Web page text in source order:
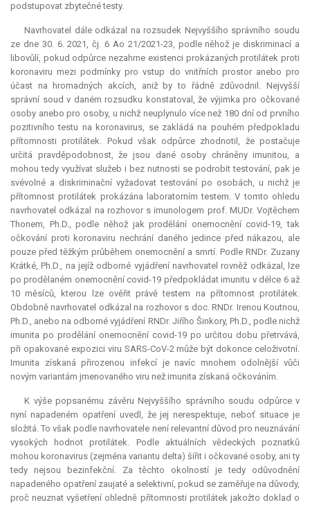
podstupovat zbytečné testy.
Navrhovatel dále odkázal na rozsudek Nejvyššího správního soudu
ze dne 30. 6. 2021, čj. 6 Ao 21/2021-23, podle něhož je diskriminací a
libovůlí, pokud odpůrce nezahrne existenci prokázaných protilátek proti
koronaviru mezi podmínky pro vstup do vnitřních prostor anebo pro
účast na hromadných akcích, aniž by to řádně zdůvodnil. Nejvyšší
správní soud v daném rozsudku konstatoval, že výjimka pro očkované
osoby anebo pro osoby, u nichž neuplynulo více než 180 dní od prvního
pozitivního testu na koronavirus, se zakládá na pouhém předpokladu
přítomnosti protilátek. Pokud však odpůrce zhodnotil, že postačuje
určitá pravděpodobnost, že jsou dané osoby chráněny imunitou, a
mohou tedy využívat služeb i bez nutnosti se podrobit testování, pak je
svévolné a diskriminační vyžadovat testování po osobách, u nichž je
přítomnost protilátek prokázána laboratorním testem. V tomto ohledu
navrhovatel odkázal na rozhovor s imunologem prof. MUDr. Vojtěchem
Thonem, Ph.D., podle něhož jak prodělání onemocnění covid-19, tak
očkování proti koronaviru nechrání daného jedince před nákazou, ale
pouze před těžkým průběhem onemocnění a smrtí. Podle RNDr. Zuzany
Krátké, Ph.D., na jejíž odborné vyjádření navrhovatel rovněž odkázal, lze
po prodělaném onemocnění covid-19 předpokládat imunitu v délce 6 až
10 měsíců, kterou lze ověřit právě testem na přítomnost protilátek.
Obdobně navrhovatel odkázal na rozhovor s doc. RNDr. Irenou Koutnou,
Ph.D., anebo na odborné vyjádření RNDr. Jiřího Šinkory, Ph.D., podle nichž
imunita po prodělání onemocnění covid-19 po určitou dobu přetrvává,
při opakované expozici viru SARS-CoV-2 může být dokonce celoživotní.
Imunita získaná přirozenou infekcí je navíc mnohem odolnější vůči
novým variantám jmenovaného viru než imunita získaná očkováním.
K výše popsanému závěru Nejvyššího správního soudu odpůrce v
nyní napadeném opatření uvedl, že jej nerespektuje, neboť situace je
složitá. To však podle navrhovatele není relevantnídůvod pro neuznávání
vysokých hodnot protilátek. Podle aktuálních vědeckých poznatků
mohou koronavirus (zejména variantu delta) šířit i očkované osoby, ani ty
tedy nejsou bezinfekční. Za těchto okolností je tedy odůvodnění
napadeného opatření zaujaté a selektivní, pokud se zaměřuje na důvody,
proč neuznat vyšetření ohledně přítomnosti protilátek jakožto doklad o